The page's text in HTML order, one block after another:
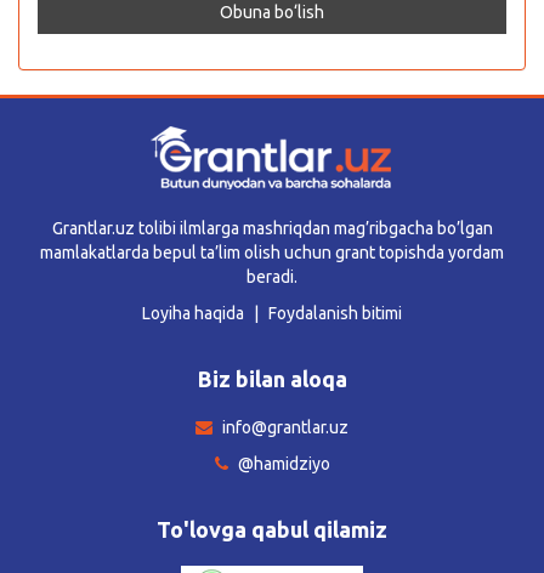
Grantlar.uz tolibi ilmlarga mashriqdan mag’ribgacha bo’lgan
mamlakatlarda bepul ta’lim olish uchun grant topishda yordam
beradi.
Loyiha haqida
Foydalanish bitimi
Biz bilan aloqa
info@grantlar.uz
@hamidziyo
To'lovga qabul qilamiz